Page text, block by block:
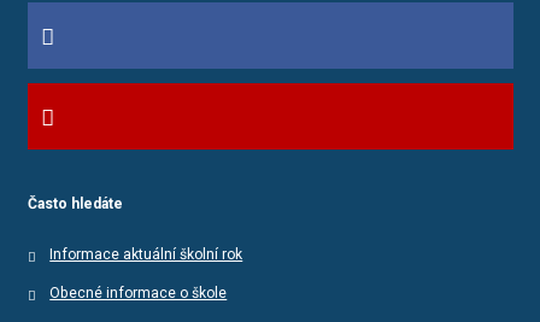
Často hledáte
Informace aktuální školní rok
Obecné informace o škole